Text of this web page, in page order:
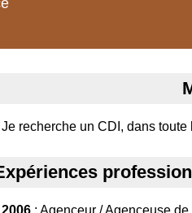
Je recherche un CDI, dans
2006 : Agenceur / Agenceuse